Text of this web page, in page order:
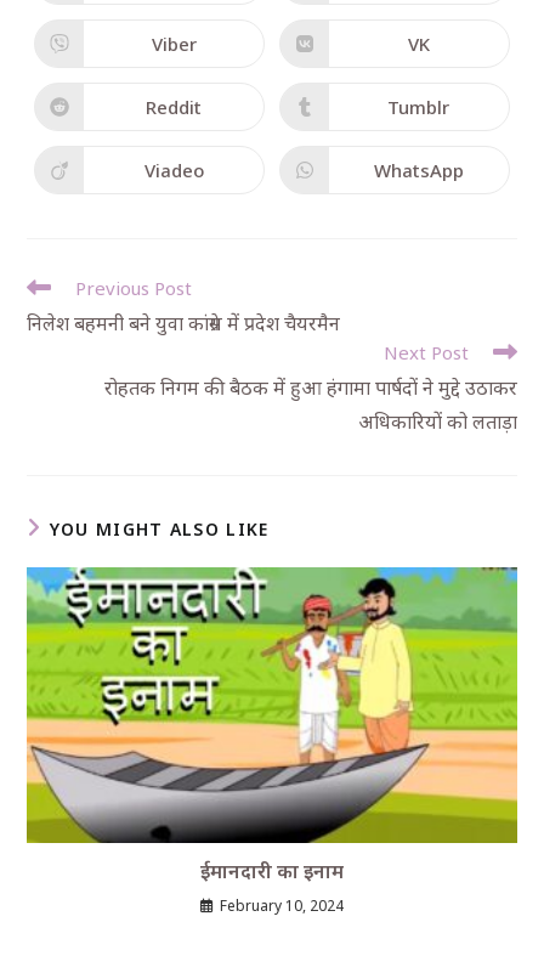
Viber VK
Reddit Tumblr
Viadeo WhatsApp
Previous Post
निलेश बहमनी बने युवा कांग्रेस में प्रदेश चैयरमैन
Next Post
रोहतक निगम की बैठक में हुआ हंगामा पार्षदों ने मुद्दे उठाकर
अधिकारियों को लताड़ा
YOU MIGHT ALSO LIKE
ईमानदारी का इनाम
February 10, 2024